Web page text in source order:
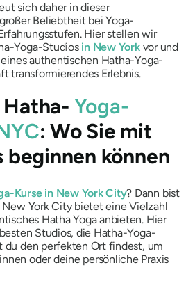
sich daher in dieser
Beliebtheit bei Yoga-
Hier stellen wir
Yoga-Studios in New Yorkvor und
authentischen Hatha-Yoga-
transformierendes Erlebnis.
Yoga-
: Wo Sie mit
beginnen können
Kurse in New York City? Dann bist
York City bietet eine Vielzahl
Hatha Yoga anbieten. Hier
Studios, die Hatha-Yoga-
du den perfekten Ort findest, um
oder deine persönliche Praxis